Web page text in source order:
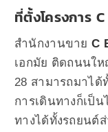
ที่ตั้งโครงการ
สำนักงานขาย C
เอกมัย ติดถนนให
28 สามารถมาไ
การเดินทางก็เป็
ทางได้ทั้งรถยนต์